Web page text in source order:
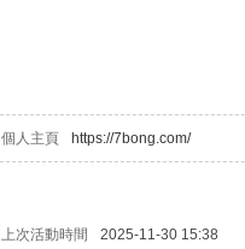
個人主頁 https://7bong.com/
上次活動時間 2025-11-30 15:38